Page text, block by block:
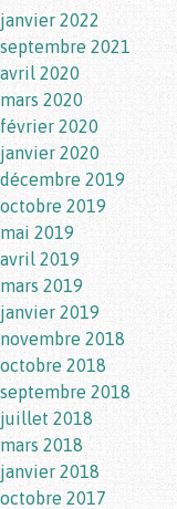
janvier 2022
septembre 2021
avril 2020
mars 2020
février 2020
janvier 2020
décembre 2019
octobre 2019
mai 2019
avril 2019
mars 2019
janvier 2019
novembre 2018
octobre 2018
septembre 2018
juillet 2018
mars 2018
janvier 2018
octobre 2017